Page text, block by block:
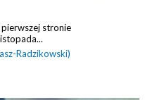
stronie
Radzikowski)